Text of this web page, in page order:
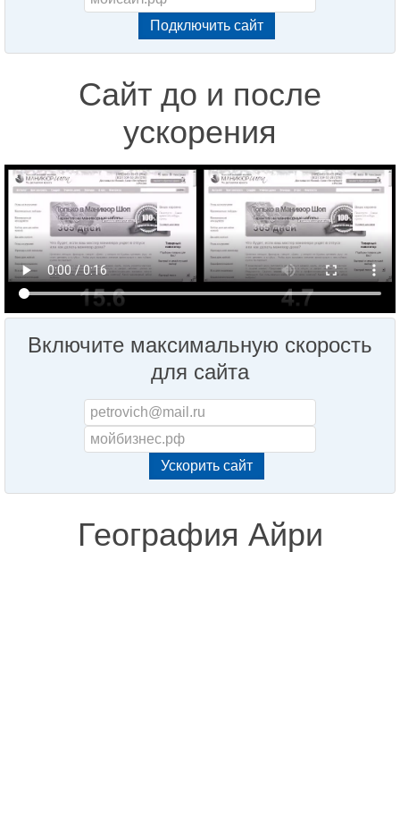
Сайт до и после
ускорения
Включите максимальную скорость
для сайта
География Айри